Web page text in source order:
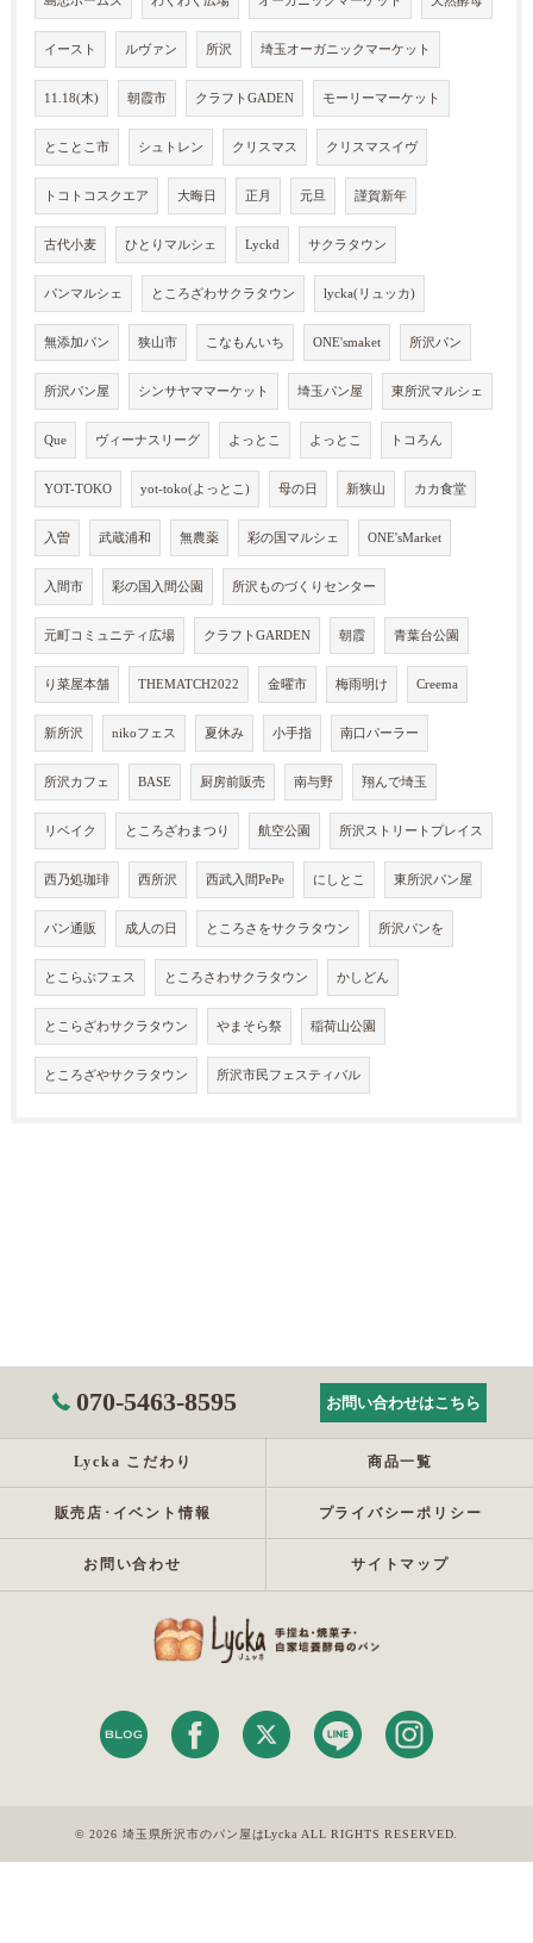
イースト ルヴァン 所沢 埼玉オーガニックマーケット
11.18(木) 朝霞市 クラフトGADEN モーリーマーケット
とことこ市 シュトレン クリスマス クリスマスイヴ
トコトコスクエア 大晦日 正月 元旦 謹賀新年
古代小麦 ひとりマルシェ Lyckd サクラタウン
パンマルシェ ところざわサクラタウン lycka(リュッカ)
無添加パン 狭山市 こなもんいち ONE'smaket 所沢パン
所沢パン屋 シンサヤママーケット 埼玉パン屋 東所沢マルシェ
Que ヴィーナスリーグ よっとこ よっとこ トコろん
YOT-TOKO yot-toko(よっとこ) 母の日 新狭山 カカ食堂
入曽 武蔵浦和 無農薬 彩の国マルシェ ONE'sMarket
入間市 彩の国入間公園 所沢ものづくりセンター
元町コミュニティ広場 クラフトGARDEN 朝霞 青葉台公園
り菜屋本舗 THEMATCH2022 金曜市 梅雨明け Creema
新所沢 nikoフェス 夏休み 小手指 南口パーラー
所沢カフェ BASE 厨房前販売 南与野 翔んで埼玉
リベイク ところざわまつり 航空公園 所沢ストリートプレイス
西乃処珈琲 西所沢 西武入間PePe にしとこ 東所沢パン屋
パン通販 成人の日 ところさをサクラタウン 所沢パンを
とこらぶフェス ところさわサクラタウン かしどん
とこらざわサクラタウン やまそら祭 稲荷山公園
ところざやサクラタウン 所沢市民フェスティバル
070-5463-8595 お問い合わせはこちら
Lycka こだわり 商品一覧
販売店･イベント情報 プライバシーポリシー
お問い合わせ サイトマップ
© 2026 埼玉県所沢市のパン屋はLycka ALL RIGHTS RESERVED.